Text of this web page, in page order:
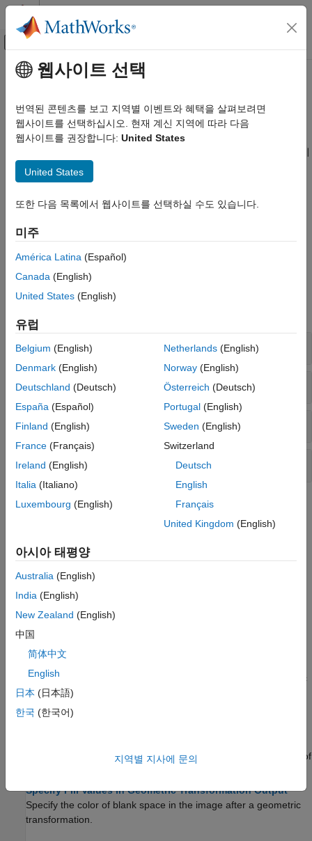
콘텐츠로 바로 가기
오프캔버스 탐색 메뉴 토글
문서 홈
Image Processing Toolbox
기하 변환과 영상 정합
카테고리
단순한 기하 변환
일반적인 기하 변환
주요 콘텐츠
일반적인 기하 변환
imwarp 워크플로를 사용하여 일반적인 기하 변환 수행
기하 변환은 출력 영상의 픽셀 좌표를 입력 영상의 좌표로
매핑합니다. 그런 다음, 매핑 과정에서 입력 영상의 출력 픽셀 값이
보간됩니다.
변환을 수행할 수 있습니다. 2차원 또는 3차원 기하 변환을
만드십시오. 그런 다음, 변환할 영상과 기하 변환 객체를imwarp
함수에 전달합니다.
함수
2차원 및 3차원 기하 변환 만들기
2차원 및 3차원 기하 변환 적용하기
N차원 공간 변환을 생성하고 적용하기
좌표계 간의 공간 참조 정의하기
도움말 항목
2차원과 3차원 기하 변환 과정 개요
변환 파라미터를 정의한 후 영상을 워핑합니다.
기하 변환의 행렬 표현
요소가 변환 파라미터를 나타내는 행렬을 사용하여 평행 이동,
스케일링, 회전, 반사와 같은 기하 변환을 나타냅니다.
Migrate Geometric Transformations to Premultiply
Starting in R2022b, functions that create and perform geometric
transformations were updated to use a premultiply matrix
convention.
images of arbitrary dimension, or to change the dimensionality of
Specify Fill Values in Geometric Transformation Output
Specify the color of blank space in the image after a geometric
transformation.
웹사이트 선택
번역된 콘텐츠를 보고 지역별 이벤트와 혜택을 살펴보려면
웹사이트를 선택하십시오. 현재 계신 지역에 따라 다음
웹사이트를 권장합니다: United States
United States
또한 다음 목록에서 웹사이트를 선택하실 수도 있습니다.
미주
América Latina (Español)
Canada (English)
United States (English)
유럽
Belgium (English)
Denmark (English)
Deutschland (Deutsch)
España (Español)
Finland (English)
France (Français)
Ireland (English)
Italia (Italiano)
Luxembourg (English)
Netherlands(English)
Norway(English)
Österreich (Deutsch)
Portugal(English)
Sweden (English)
Switzerland
Deutsch
English
Français
United Kingdom (English)
아시아 태평양
Australia (English)
India (English)
New Zealand (English)
中国
简体中文
English
日本 (日本語)
한국 (한국어)
지역별 지사에 문의